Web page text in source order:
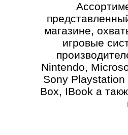
магазине,
игровые
Nintendo,
Sony
Box, IBook а